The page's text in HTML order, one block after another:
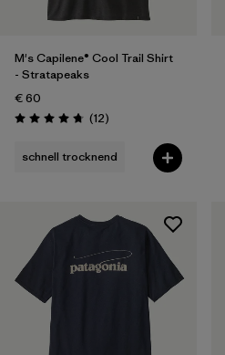
M's Capilene® Cool Trail Shirt
- Stratapeaks
€ 60
Bewertung: 4.8 / 5
(12Rezensionen
)
schnell trocknend